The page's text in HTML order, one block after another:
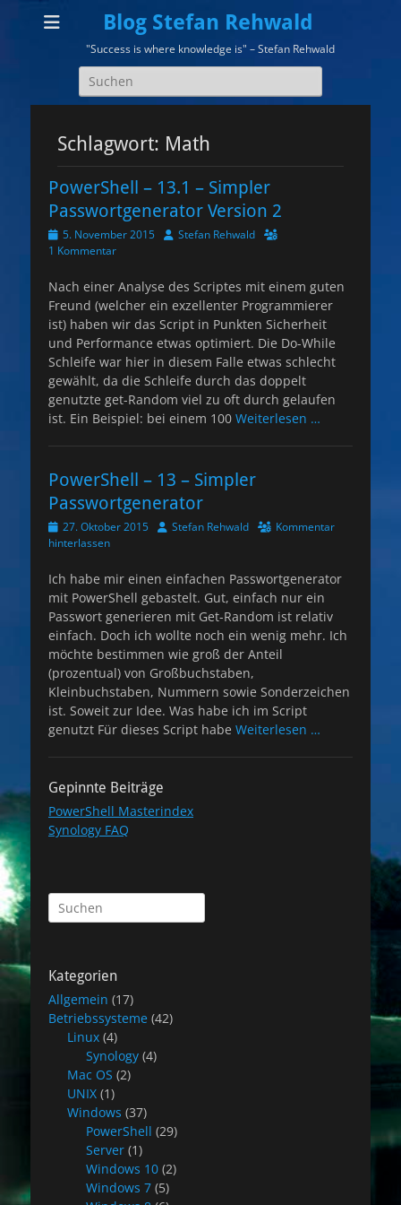
Blog Stefan Rehwald
"Success is where knowledge is" – Stefan Rehwald
Suchen
nach:
Schlagwort: Math
PowerShell – 13.1 – Simpler
Passwortgenerator Version 2
Veröffentlicht
am
5. November 2015 AutorStefan Rehwald
1 Kommentar
Nach einer Analyse des Scriptes mit einem guten
Freund (welcher ein exzellenter Programmierer
ist) haben wir das Script in Punkten Sicherheit
und Performance etwas optimiert. Die Do-While
Schleife war hier in diesem Falle etwas schlecht
gewählt, da die Schleife durch das doppelt
genutzte get-Random viel zu oft durch gelaufen
ist. Ein Beispiel: bei einem 100 Weiterlesen …
PowerShell – 13 – Simpler
Passwortgenerator
Veröffentlicht
am
27. Oktober 2015 AutorStefan Rehwald
Kommentar
hinterlassen
Ich habe mir einen einfachen Passwortgenerator
mit PowerShell gebastelt. Gut, einfach nur ein
Passwort generieren mit Get-Random ist relativ
einfach. Doch ich wollte noch ein wenig mehr. Ich
möchte bestimmen wie groß der Anteil
(prozentual) von Großbuchstaben,
Kleinbuchstaben, Nummern sowie Sonderzeichen
ist. Soweit zur Idee. Was habe ich im Script
genutzt Für dieses Script habe Weiterlesen …
Gepinnte Beiträge
PowerShell Masterindex
Synology FAQ
Suchen
nach:
Kategorien
Allgemein (17)
Betriebssysteme (42)
Linux (4)
Synology (4)
Mac OS (2)
UNIX (1)
Windows (37)
PowerShell (29)
Server (1)
Windows 10 (2)
Windows 7 (5)